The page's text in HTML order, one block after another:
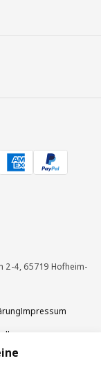
2-4, 65719 Hofheim-
Impressum